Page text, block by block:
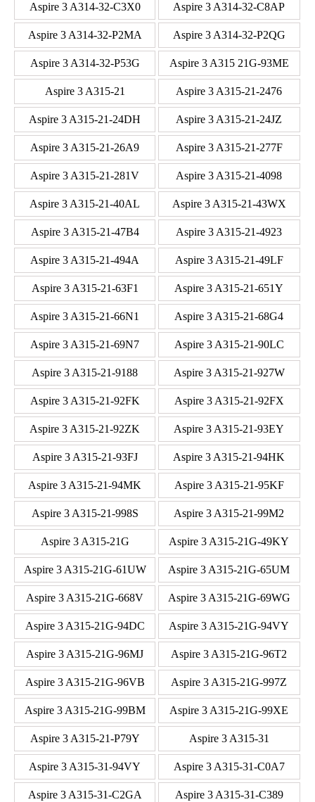
Aspire 3 A314-32-C3X0 Aspire 3 A314-32-C8AP
Aspire 3 A314-32-P2MA Aspire 3 A314-32-P2QG
Aspire 3 A314-32-P53G Aspire 3 A315 21G-93ME
Aspire 3 A315-21 Aspire 3 A315-21-2476
Aspire 3 A315-21-24DH Aspire 3 A315-21-24JZ
Aspire 3 A315-21-26A9 Aspire 3 A315-21-277F
Aspire 3 A315-21-281V Aspire 3 A315-21-4098
Aspire 3 A315-21-40AL Aspire 3 A315-21-43WX
Aspire 3 A315-21-47B4 Aspire 3 A315-21-4923
Aspire 3 A315-21-494A Aspire 3 A315-21-49LF
Aspire 3 A315-21-63F1 Aspire 3 A315-21-651Y
Aspire 3 A315-21-66N1 Aspire 3 A315-21-68G4
Aspire 3 A315-21-69N7 Aspire 3 A315-21-90LC
Aspire 3 A315-21-9188 Aspire 3 A315-21-927W
Aspire 3 A315-21-92FK Aspire 3 A315-21-92FX
Aspire 3 A315-21-92ZK Aspire 3 A315-21-93EY
Aspire 3 A315-21-93FJ Aspire 3 A315-21-94HK
Aspire 3 A315-21-94MK Aspire 3 A315-21-95KF
Aspire 3 A315-21-998S Aspire 3 A315-21-99M2
Aspire 3 A315-21G Aspire 3 A315-21G-49KY
Aspire 3 A315-21G-61UW Aspire 3 A315-21G-65UM
Aspire 3 A315-21G-668V Aspire 3 A315-21G-69WG
Aspire 3 A315-21G-94DC Aspire 3 A315-21G-94VY
Aspire 3 A315-21G-96MJ Aspire 3 A315-21G-96T2
Aspire 3 A315-21G-96VB Aspire 3 A315-21G-997Z
Aspire 3 A315-21G-99BM Aspire 3 A315-21G-99XE
Aspire 3 A315-21-P79Y Aspire 3 A315-31
Aspire 3 A315-31-94VY Aspire 3 A315-31-C0A7
Aspire 3 A315-31-C2GA Aspire 3 A315-31-C389